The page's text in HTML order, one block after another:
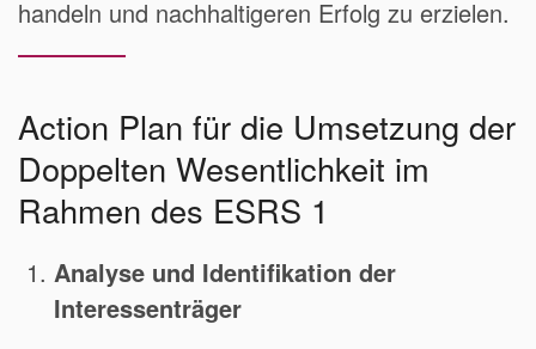
handeln und nachhaltigeren Erfolg zu erzielen.
Action Plan für die Umsetzung der
Doppelten Wesentlichkeit im
Rahmen des ESRS 1
Analyse und Identifikation der
Interessenträger